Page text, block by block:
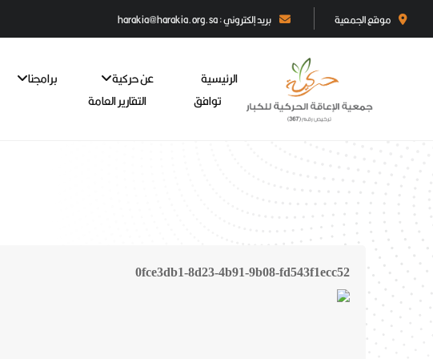
موقع الجمعية بريد إلكتروني : harakia@harakia.org.sa
الرئيسية عن حركية برامجنا
توافق
التقارير العامة
0fce3db1-8d23-4b91-9b08-fd543f1ecc52